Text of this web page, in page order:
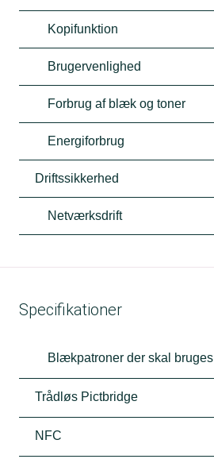
Kopifunktion
Brugervenlighed
Forbrug af blæk og toner
Energiforbrug
Driftssikkerhed
Netværksdrift
Specifikationer
Blækpatroner der skal bruges
Trådløs Pictbridge
NFC